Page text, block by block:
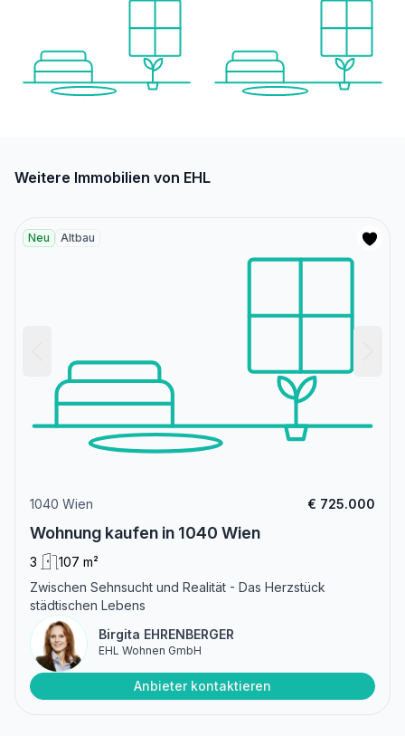
Weitere Immobilien von EHL
Neu Altbau
1040 Wien € 725.000
Wohnung kaufen in 1040 Wien
3
107 m²
Zwischen Sehnsucht und Realität - Das Herzstück
städtischen Lebens
Birgita EHRENBERGER
EHL Wohnen GmbH
Anbieter kontaktieren